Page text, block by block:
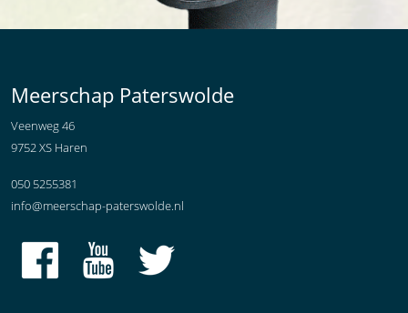
Meerschap Paterswolde
Veenweg 46
9752 XS Haren
050 5255381
info@meerschap-paterswolde.nl